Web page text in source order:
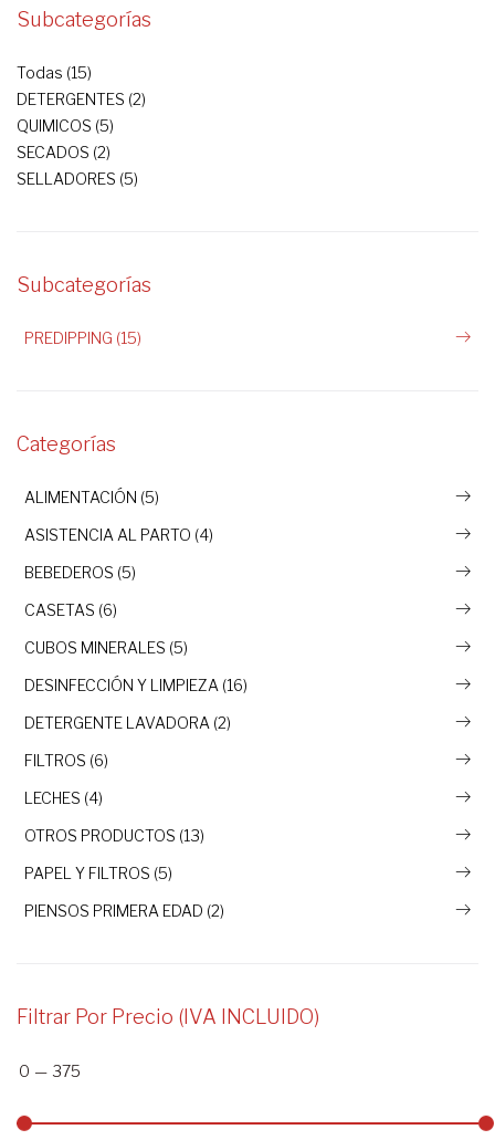
Subcategorías
Todas (15)
DETERGENTES (2)
QUIMICOS (5)
SECADOS (2)
SELLADORES (5)
Subcategorías
PREDIPPING (15)
Categorías
ALIMENTACIÓN (5)
ASISTENCIA AL PARTO (4)
BEBEDEROS (5)
CASETAS (6)
CUBOS MINERALES (5)
DESINFECCIÓN Y LIMPIEZA (16)
DETERGENTE LAVADORA (2)
FILTROS (6)
LECHES (4)
OTROS PRODUCTOS (13)
PAPEL Y FILTROS (5)
PIENSOS PRIMERA EDAD (2)
Filtrar Por Precio (IVA INCLUIDO)
0 — 375